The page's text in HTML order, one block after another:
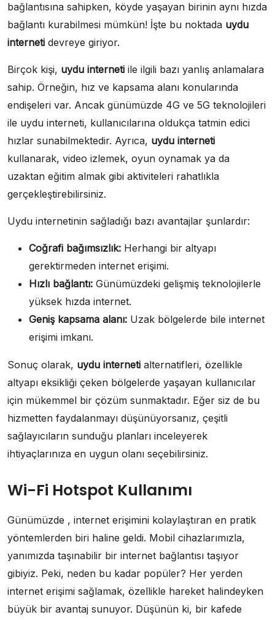
bağlantısına sahipken, köyde yaşayan birinin aynı hızda
bağlantı kurabilmesi mümkün! İşte bu noktada uydu
interneti devreye giriyor.
Birçok kişi, uydu interneti ile ilgili bazı yanlış anlamalara
sahip. Örneğin, hız ve kapsama alanı konularında
endişeleri var. Ancak günümüzde 4G ve 5G teknolojileri
ile uydu interneti, kullanıcılarına oldukça tatmin edici
hızlar sunabilmektedir. Ayrıca, uydu interneti
kullanarak, video izlemek, oyun oynamak ya da
uzaktan eğitim almak gibi aktiviteleri rahatlıkla
gerçekleştirebilirsiniz.
Uydu internetinin sağladığı bazı avantajlar şunlardır:
Coğrafi bağımsızlık: Herhangi bir altyapı
gerektirmeden internet erişimi.
Hızlı bağlantı: Günümüzdeki gelişmiş teknolojilerle
yüksek hızda internet.
Geniş kapsama alanı: Uzak bölgelerde bile internet
erişimi imkanı.
Sonuç olarak, uydu interneti alternatifleri, özellikle
altyapı eksikliği çeken bölgelerde yaşayan kullanıcılar
için mükemmel bir çözüm sunmaktadır. Eğer siz de bu
hizmetten faydalanmayı düşünüyorsanız, çeşitli
sağlayıcıların sunduğu planları inceleyerek
ihtiyaçlarınıza en uygun olanı seçebilirsiniz.
Wi-Fi Hotspot Kullanımı
Günümüzde , internet erişimini kolaylaştıran en pratik
yöntemlerden biri haline geldi. Mobil cihazlarımızla,
yanımızda taşınabilir bir internet bağlantısı taşıyor
gibiyiz. Peki, neden bu kadar popüler? Her yerden
internet erişimi sağlamak, özellikle hareket halindeyken
büyük bir avantaj sunuyor. Düşünün ki, bir kafede